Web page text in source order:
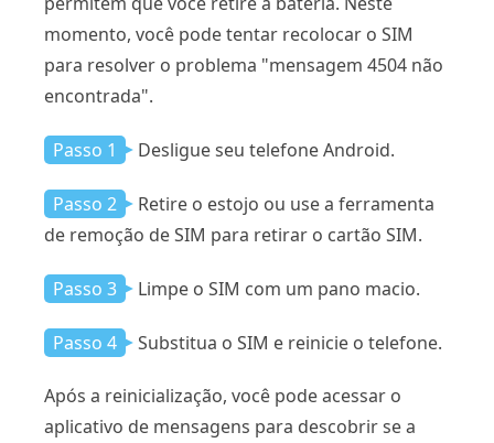
momento, você pode tentar recolocar o SIM
para resolver o problema "mensagem 4504 não
encontrada".
Passo 1 Desligue seu telefone Android.
Passo 2
Retire o estojo ou use a ferramenta
de remoção de SIM para retirar o cartão SIM.
Passo 3 Limpe o SIM com um pano macio.
Passo 4 Substitua o SIM e reinicie o telefone.
Após a reinicialização, você pode acessar o
aplicativo de mensagens para descobrir se a